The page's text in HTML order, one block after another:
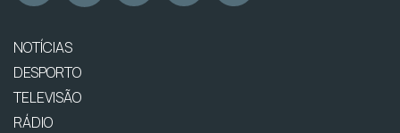
NOTÍCIAS
DESPORTO
TELEVISÃO
RÁDIO